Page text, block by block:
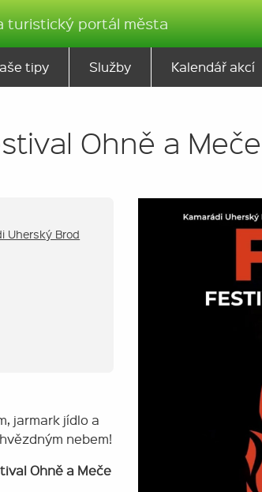
turistický portál města
tipy Služby Kalendář akcí
Ohně a
Uherský Brod
jarmark jídlo a
nebem!
Ohně a Meče